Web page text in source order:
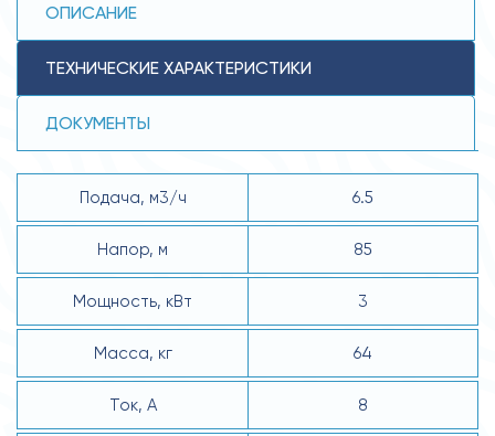
ОПИСАНИЕ
ТЕХНИЧЕСКИЕ ХАРАКТЕРИСТИКИ
ДОКУМЕНТЫ
Подача, м3/ч 6.5
Напор, м 85
Мощность, кВт 3
Масса, кг 64
Ток, А 8